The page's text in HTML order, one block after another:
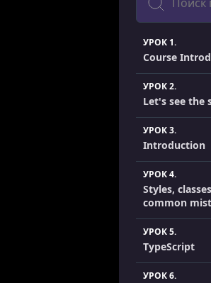
УРОК 1.
Course
УРОК 2.
Let's see the
УРОК 3.
Introduction
УРОК 4.
Styles,
common
УРОК 5.
TypeScript
УРОК 6.